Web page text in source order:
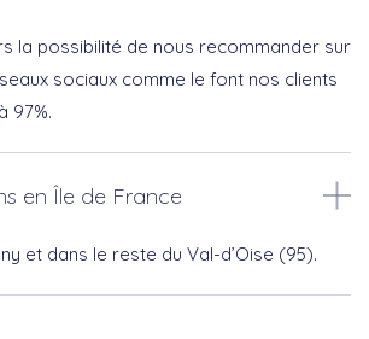
la possibilité de nous recommander sur
sociaux comme le font nos clients
97%.
en Île de France
et dans le reste du Val-d’Oise (95).